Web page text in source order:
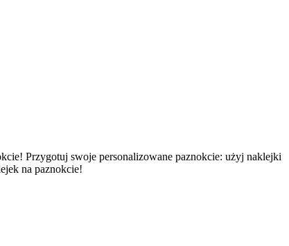
Przygotuj swoje personalizowane paznokcie: użyj naklejki
na paznokcie!